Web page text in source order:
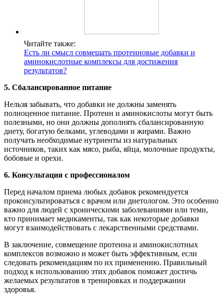
Читайте также:
Есть ли смысл совмещать протеиновые добавки и
аминокислотные комплексы для достижения
результатов?
5. Сбалансированное питание
Нельзя забывать, что добавки не должны заменять
полноценное питание. Протеин и аминокислоты могут быть
полезными, но они должны дополнять сбалансированную
диету, богатую белками, углеводами и жирами. Важно
получать необходимые нутриенты из натуральных
источников, таких как мясо, рыба, яйца, молочные продукты,
бобовые и орехи.
6. Консультация с профессионалом
Перед началом приема любых добавок рекомендуется
проконсультироваться с врачом или диетологом. Это особенно
важно для людей с хроническими заболеваниями или теми,
кто принимает медикаменты, так как некоторые добавки
могут взаимодействовать с лекарственными средствами.
В заключение, совмещение протеина и аминокислотных
комплексов возможно и может быть эффективным, если
следовать рекомендациям по их применению. Правильный
подход к использованию этих добавок поможет достичь
желаемых результатов в тренировках и поддержании
здоровья.